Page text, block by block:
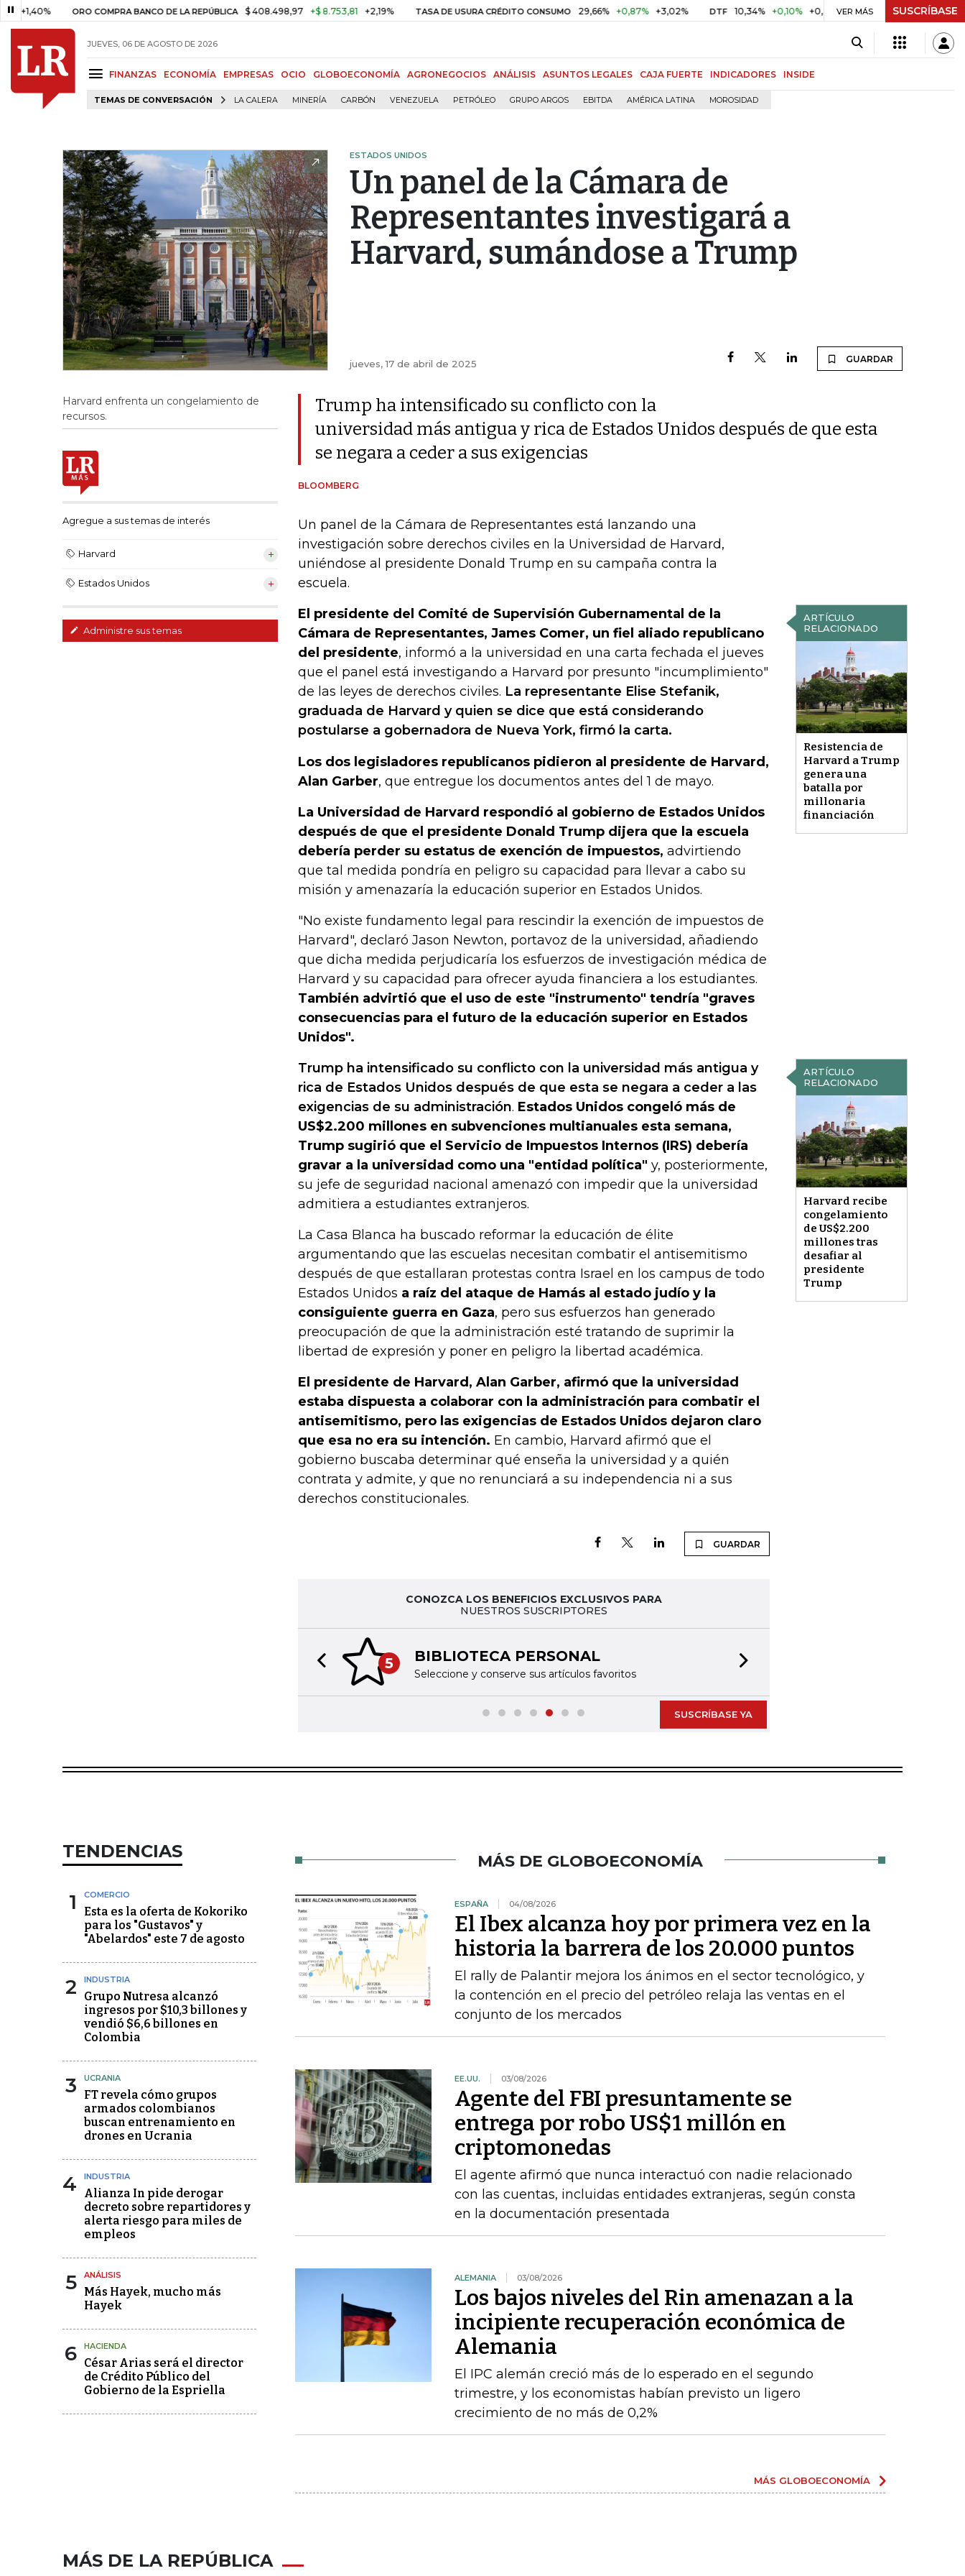
ORO COMPRA BANCO DE LA REPÚBLICA $ 408.498,97 +$ 8.753,81 +2,19% TASA DE USURA CRÉDITO CONSUMO 29,66% +0,87% +3,02% DTF 10,34% +0,10% +0,98% UVR $ 416,91 +$ 0,05 +0,01%
VER MÁS SUSCRÍBASE
JUEVES, 06 DE AGOSTO DE 2026
FINANZAS ECONOMÍA EMPRESAS OCIO GLOBOECONOMÍA AGRONEGOCIOS ANÁLISIS ASUNTOS LEGALES CAJA FUERTE INDICADORES INSIDE
TEMAS DE CONVERSACIÓN LA CALERA MINERÍA CARBÓN VENEZUELA PETRÓLEO GRUPO ARGOS EBITDA AMÉRICA LATINA MOROSIDAD
ESTADOS UNIDOS
Un panel de la Cámara de
Representantes investigará a
Harvard, sumándose a Trump
jueves, 17 de abril de 2025 GUARDAR
Harvard enfrenta un congelamiento de
recursos.
Agregue a sus temas de interés
Harvard
Estados Unidos
Administre sus temas
Trump ha intensificado su conflicto con la
universidad más antigua y rica de Estados Unidos después de que esta
se negara a ceder a sus exigencias
BLOOMBERG
Un panel de la Cámara de Representantes está lanzando una
investigación sobre derechos civiles en la Universidad de Harvard,
uniéndose al presidente Donald Trump en su campaña contra la
escuela.
ARTÍCULO
RELACIONADO
Resistencia de
Harvard a Trump
genera una
batalla por
millonaria
financiación
El presidente del Comité de Supervisión Gubernamental de la
Cámara de Representantes, James Comer, un fiel aliado republicano
del presidente, informó a la universidad en una carta fechada el jueves
que el panel está investigando a Harvard por presunto "incumplimiento"
de las leyes de derechos civiles. La representante Elise Stefanik,
graduada de Harvard y quien se dice que está considerando
postularse a gobernadora de Nueva York, firmó la carta.
Los dos legisladores republicanos pidieron al presidente de Harvard,
Alan Garber, que entregue los documentos antes del 1 de mayo.
La Universidad de Harvard respondió al gobierno de Estados Unidos
después de que el presidente Donald Trump dijera que la escuela
debería perder su estatus de exención de impuestos, advirtiendo
que tal medida pondría en peligro su capacidad para llevar a cabo su
misión y amenazaría la educación superior en Estados Unidos.
"No existe fundamento legal para rescindir la exención de impuestos de
Harvard", declaró Jason Newton, portavoz de la universidad, añadiendo
que dicha medida perjudicaría los esfuerzos de investigación médica de
Harvard y su capacidad para ofrecer ayuda financiera a los estudiantes.
También advirtió que el uso de este "instrumento" tendría "graves
consecuencias para el futuro de la educación superior en Estados
Unidos".
ARTÍCULO
RELACIONADO
Harvard recibe
congelamiento
de US$2.200
millones tras
desafiar al
presidente
Trump
Trump ha intensificado su conflicto con la universidad más antigua y
rica de Estados Unidos después de que esta se negara a ceder a las
exigencias de su administración. Estados Unidos congeló más de
US$2.200 millones en subvenciones multianuales esta semana,
Trump sugirió que el Servicio de Impuestos Internos (IRS) debería
gravar a la universidad como una "entidad política" y, posteriormente,
su jefe de seguridad nacional amenazó con impedir que la universidad
admitiera a estudiantes extranjeros.
La Casa Blanca ha buscado reformar la educación de élite
argumentando que las escuelas necesitan combatir el antisemitismo
después de que estallaran protestas contra Israel en los campus de todo
Estados Unidos a raíz del ataque de Hamás al estado judío y la
consiguiente guerra en Gaza, pero sus esfuerzos han generado
preocupación de que la administración esté tratando de suprimir la
libertad de expresión y poner en peligro la libertad académica.
El presidente de Harvard, Alan Garber, afirmó que la universidad
estaba dispuesta a colaborar con la administración para combatir el
antisemitismo, pero las exigencias de Estados Unidos dejaron claro
que esa no era su intención. En cambio, Harvard afirmó que el
gobierno buscaba determinar qué enseña la universidad y a quién
contrata y admite, y que no renunciará a su independencia ni a sus
derechos constitucionales.
GUARDAR
CONOZCA LOS BENEFICIOS EXCLUSIVOS PARA
NUESTROS SUSCRIPTORES
5 BIBLIOTECA PERSONAL
Seleccione y conserve sus artículos favoritos
Previous slide
SUSCRÍBASE YA
TENDENCIAS
1 COMERCIO
Esta es la oferta de Kokoriko
para los "Gustavos" y
"Abelardos" este 7 de agosto
2 INDUSTRIA
Grupo Nutresa alcanzó
ingresos por $10,3 billones y
vendió $6,6 billones en
Colombia
3 UCRANIA
FT revela cómo grupos
armados colombianos
buscan entrenamiento en
drones en Ucrania
4 INDUSTRIA
Alianza In pide derogar
decreto sobre repartidores y
alerta riesgo para miles de
empleos
5 ANÁLISIS
Más Hayek, mucho más
Hayek
6 HACIENDA
César Arias será el director
de Crédito Público del
Gobierno de la Espriella
MÁS DE GLOBOECONOMÍA
ESPAÑA 04/08/2026
El Ibex alcanza hoy por primera vez en la
historia la barrera de los 20.000 puntos
El rally de Palantir mejora los ánimos en el sector tecnológico, y
la contención en el precio del petróleo relaja las ventas en el
conjunto de los mercados
EE.UU. 03/08/2026
Agente del FBI presuntamente se
entrega por robo US$1 millón en
criptomonedas
El agente afirmó que nunca interactuó con nadie relacionado
con las cuentas, incluidas entidades extranjeras, según consta
en la documentación presentada
ALEMANIA 03/08/2026
Los bajos niveles del Rin amenazan a la
incipiente recuperación económica de
Alemania
El IPC alemán creció más de lo esperado en el segundo
trimestre, y los economistas habían previsto un ligero
crecimiento de no más de 0,2%
MÁS GLOBOECONOMÍA
MÁS DE LA REPÚBLICA